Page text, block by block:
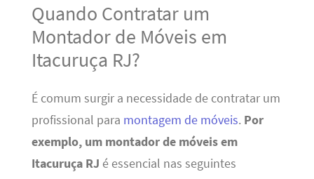
Quando Contratar um
Montador de Móveis em
Itacuruça RJ?
É comum surgir a necessidade de contratar um
profissional para montagem de móveis. Por
exemplo, um montador de móveis em
Itacuruça RJ é essencial nas seguintes